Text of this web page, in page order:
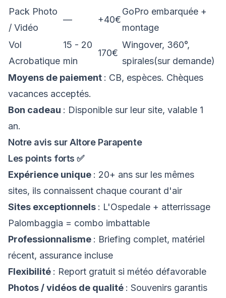
Pack Photo
/ Vidéo
— +40€
GoPro embarquée +
montage
Vol
Acrobatique
15 - 20
min
170€
Wingover, 360°,
spirales(sur demande)
Moyens de paiement : CB, espèces. Chèques
vacances acceptés.
Bon cadeau : Disponible sur leur site, valable 1
an.
Notre avis sur Altore Parapente
Les points forts ✅
Expérience unique : 20+ ans sur les mêmes
sites, ils connaissent chaque courant d'air
Sites exceptionnels : L'Ospedale + atterrissage
Palombaggia = combo imbattable
Professionnalisme : Briefing complet, matériel
récent, assurance incluse
Flexibilité : Report gratuit si météo défavorable
Photos / vidéos de qualité : Souvenirs garantis